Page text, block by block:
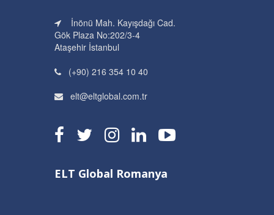
İnönü Mah. Kayışdağı Cad.
Gök Plaza No:202/3-4
Ataşehir İstanbul
(+90) 216 354 10 40
elt@eltglobal.com.tr
ELT Global Romanya